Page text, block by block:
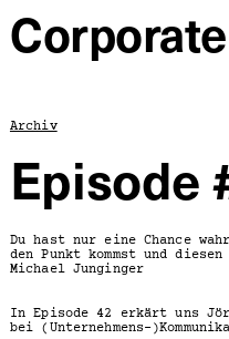
Start
Info
Impressum
Datenschutz
Kontakt
Archiv
Episode
Du hast nur eine Chance
den Punkt kommst und
Michael Junginger
In Episode 42 erkärt uns
bei (Unternehmens-